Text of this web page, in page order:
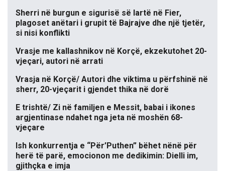
Sherri në burgun e sigurisë së lartë në Fier,
plagoset anëtari i grupit të Bajrajve dhe një tjetër,
si nisi konflikti
Vrasje me kallashnikov në Korçë, ekzekutohet 20-
vjeçari, autori në arrati
Vrasja në Korçë/ Autori dhe viktima u përfshinë në
sherr, 20-vjeçarit i gjendet thika në dorë
E trishtë/ Zi në familjen e Messit, babai i ikones
argjentinase ndahet nga jeta në moshën 68-
vjeçare
Ish konkurrentja e “Për’Puthen” bëhet nënë për
herë të parë, emocionon me dedikimin: Dielli im,
gjithçka e imja